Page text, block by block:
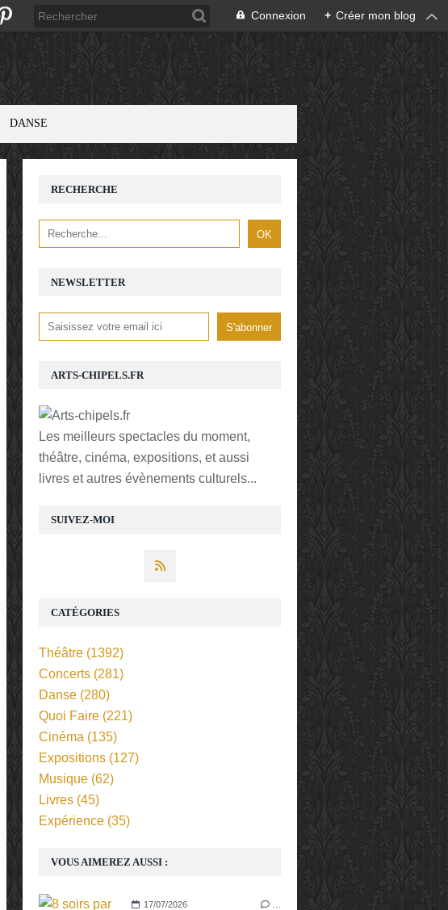
Connexion + Créer mon blog
DANSE
NEWSLETTER
SUIVEZ-MOI
RECHERCHE
ARTS-CHIPELS.FR
Les meilleurs spectacles du moment,
théâtre, cinéma, expositions, et aussi
livres et autres évènements culturels...
VOUS AIMEREZ AUSSI :
17/07/2026
CATÉGORIES
Théâtre (1392)
Concerts (281)
Danse (280)
Quoi Faire (221)
Cinéma (135)
Expositions (127)
Musique (62)
Livres (45)
Expérience (35)